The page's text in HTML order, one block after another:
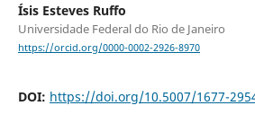
Ísis Esteves Ruffo
Universidade Federal do Rio de Janeiro
https://orcid.org/0000-0002-2926-8970
DOI: https://doi.org/10.5007/1677-